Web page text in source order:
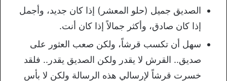
الصديق جميل (حلو المعشر) إذا كان جديد، وأجمل
إذا كان صادق، وأكثر جمالاً إذا كان أنت.
سهل أن تكسب قرشاً، ولكن صعب العثور على
صديق.. القرش لا يقدر ولكن الصديق يقدر.. فلقد
خسرت قرشاً لإرسالي هذه الرسالة ولكن لا بأس